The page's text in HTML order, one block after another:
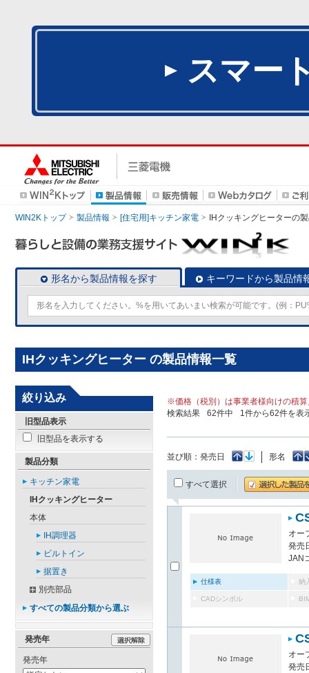
スマー
WIN2Kトップ 製品情報 [住宅用]キッチン家電 IHクッキングヒーターの
形名から製品情報を探す キーワードから製品情
IHクッキングヒーター の製品情報一覧
※価格（税別）は事業者様向けの積
検索結果
62件中 1件から62件を表
並び順： 発売日 形名
すべて選択
オー
発売
JAN
仕様表 納
CADシンボル
オー
発売
絞り込み
旧型品表示
旧型品を表示する
製品分類
キッチン家電
IHクッキングヒーター
本体
IH調理器
ビルトイン
据置き
別売部品
すべての製品分類から選ぶ
発売年
発売年